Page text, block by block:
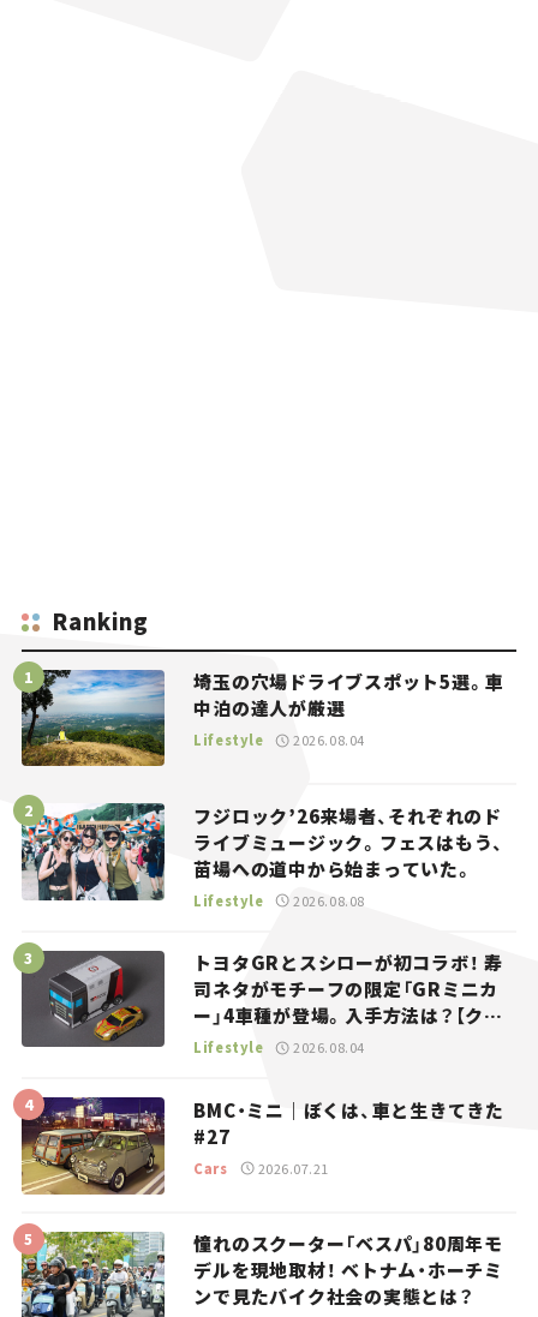
Ranking
埼玉の穴場ドライブスポット5選。車
中泊の達人が厳選
Lifestyle 2026.08.04
フジロック’26来場者、それぞれのド
ライブミュージック。フェスはもう、
苗場への道中から始まっていた。
Lifestyle 2026.08.08
トヨタGRとスシローが初コラボ！ 寿
司ネタがモチーフの限定「GRミニカ
ー」4車種が登場。入手方法は？【クル
マとホビー】
Lifestyle 2026.08.04
BMC・ミニ｜ぼくは、車と生きてきた
#27
Cars 2026.07.21
憧れのスクーター「ベスパ」80周年モ
デルを現地取材！ ベトナム・ホーチミ
ンで見たバイク社会の実態とは？